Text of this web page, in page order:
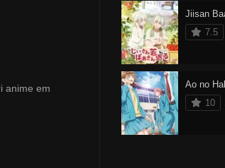
anime em
Jiisan
7.5
Ao no
10